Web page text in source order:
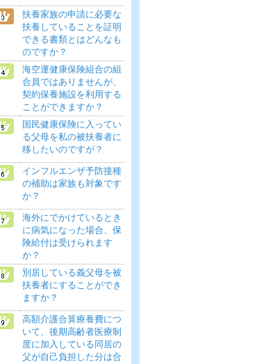
扶養家族の申請に必要な
扶養していることを証明
できる書類とはどんなも
のですか？
海空運健康保険組合の組
合員ではありませんが、
契約保養施設を利用する
ことができますか？
国民健康保険に入ってい
る父母を私の被扶養者に
移したいのですが？
インフルエンザ予防接種
の補助は家族も対象です
か？
海外にでかけているとき
に病気になった場合、保
険給付は受けられます
か？
別居している義父母を被
扶養者にすることができ
ますか？
高額介護合算療養費につ
いて、後期高齢者医療制
度に加入している同居の
父が自己負担した分は合